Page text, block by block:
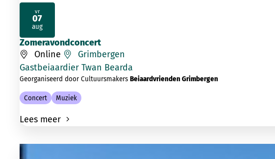
Zomeravondconcert
Online
Grimbergen
Gastbeiaardier Twan Bearda
Georganiseerd door Cultuursmakers Beiaardvrienden Grimbergen
Concert Muziek
Lees meer
vr
07
aug
2026